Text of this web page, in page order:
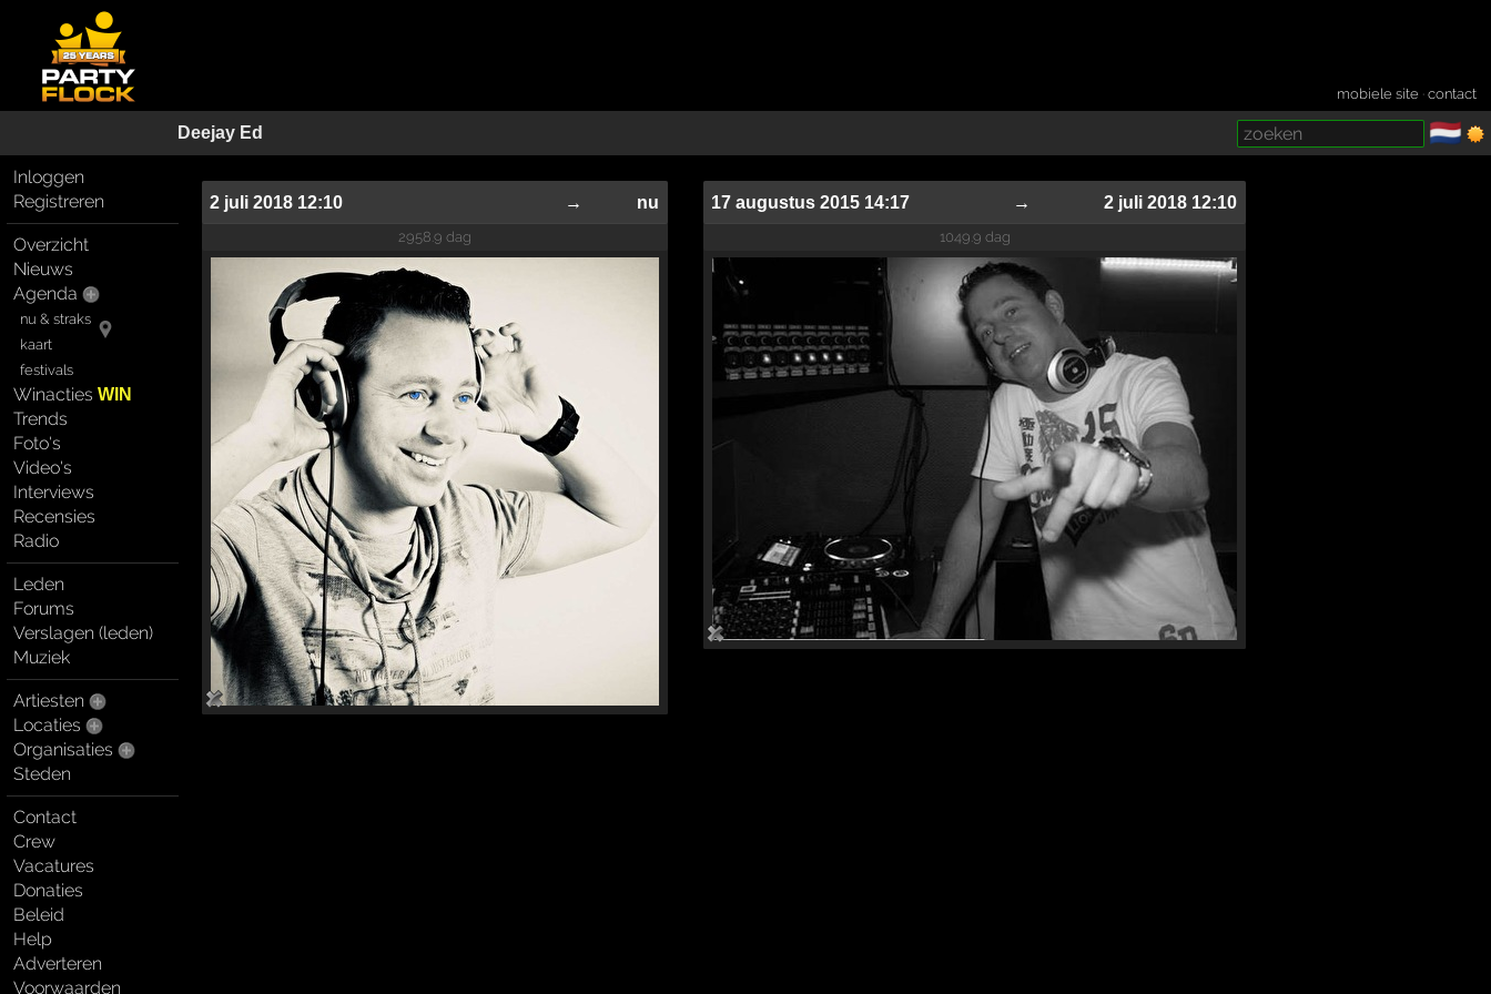
mobiele site ·contact
Deejay Ed 🇳🇱
Inloggen
Registreren
Overzicht
Nieuws
Agenda
nu & straks
kaart
festivals
WinactiesWIN
Trends
Foto's
Video's
Interviews
Recensies
Radio
Leden
Forums
Verslagen (leden)
Muziek
Artiesten
Locaties
Organisaties
Steden
Contact
Crew
Vacatures
Donaties
Beleid
Help
Adverteren
Voorwaarden
2 juli 2018 12:10 → nu
2958.9 dag
17 augustus 2015 14:17 → 2 juli 2018 12:10
1049.9 dag